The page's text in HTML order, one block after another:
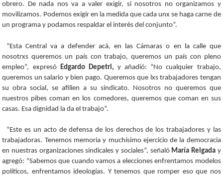
obrero. De nada nos va a valer exigir, si nosotros no organizamos y
movilizamos. Podemos exigir en la medida que cada unx se haga carne de
un programa y podamos respaldar el interés del conjunto”.
“Esta Central va a defender acá, en las Cámaras o en la calle que
nosotrxs queremos un país con trabajo, queremos un país con pleno
empleo”, expresó Edgardo Depetri, y añadió: “No cualquier trabajo,
queremos un salario y bien pago. Queremos que lxs trabajadores tengan
su obra social, se afilien a su sindicato. Nosotros no queremos que
nuestros pibes coman en los comedores, queremos que coman en sus
casas. Esa dignidad la da el trabajo”.
“Este es un acto de defensa de los derechos de los trabajadores y las
trabajadoras. Tenemos memoria y muchísimo ejercicio de la democracia
en nuestras organizaciones sindicales y sociales”, señaló María Reigada y
agregó: “Sabemos que cuando vamos a elecciones enfrentamos modelos
políticos, enfrentamos ideologías. Y tenemos que romper eso que nos